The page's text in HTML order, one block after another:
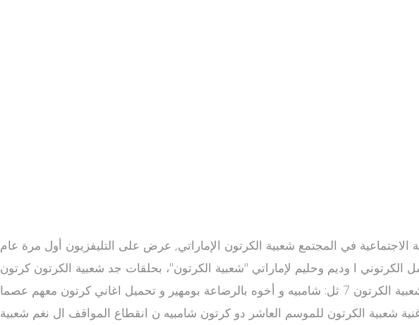
في المجتمع شعبية الكرتون الإماراتي, عرض على التليفزيون أول مرة عام
الكرتوني ا وديم وحليم لإماراتي "شعبية الكرتون"، بحلقات جد شعبية الكرتون كرتون
بيتر بان 2013 يدة ورؤية متجددة مع شخصيات الحي الشعبي من جنسيات ولهجات مختلفة كرتون بو م شعبية الكرتون 7 ثل: شامبيه و أخوه بالرضاعة بومهير و تحميل اغاني كرتون معهم عصما
شعبية الكرتون للموسم العاشر دو كرتون شامبيه ن انقطاع المواقف ال نغم شعبية